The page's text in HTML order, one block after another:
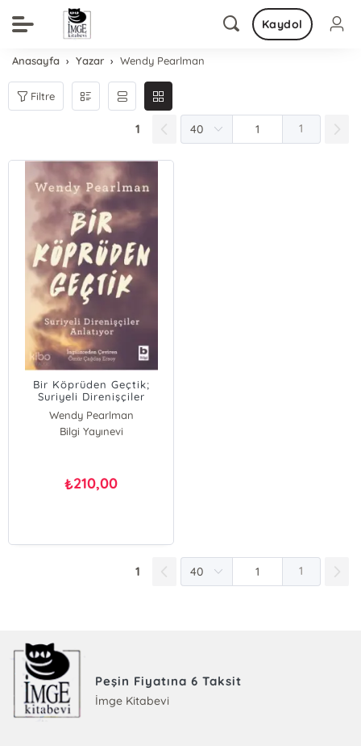
Kaydol
Anasayfa Yazar Wendy Pearlman
Filtre
1 1
Bir Köprüden Geçtik;
Suriyeli Direnişçiler
Anlatıyor
Wendy Pearlman
Bilgi Yayınevi
₺210,00
1 1
Peşin Fiyatına 6 Taksit
İmge Kitabevi